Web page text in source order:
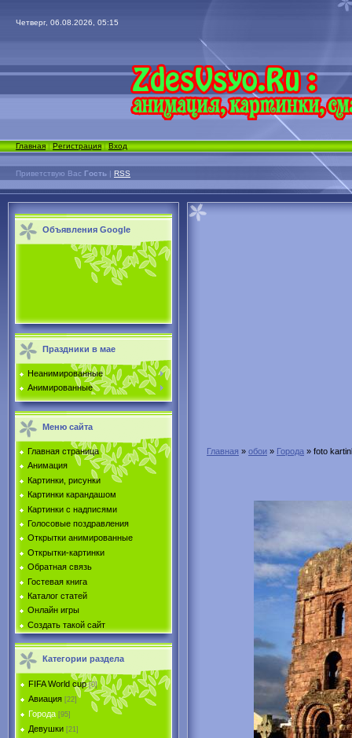
Четверг, 06.08.2026, 05:15
Главная|Регистрация|Вход
Приветствую Вас Гость | RSS
Объявления Google
Праздники в мае
Неанимированные
Анимированные
Меню сайта
Главная страница
Анимация
Картинки, рисунки
Картинки карандашом
Картинки с надписями
Голосовые поздравления
Открытки анимированные
Открытки-картинки
Обратная связь
Гостевая книга
Каталог статей
Онлайн игры
Создать такой сайт
Категории раздела
FIFA World cup [0]
Авиация [22]
Города [95]
Девушки [21]
Главная » обои » Города » foto